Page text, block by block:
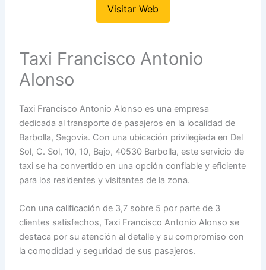
Visitar Web
Taxi Francisco Antonio
Alonso
Taxi Francisco Antonio Alonso es una empresa
dedicada al transporte de pasajeros en la localidad de
Barbolla, Segovia. Con una ubicación privilegiada en Del
Sol, C. Sol, 10, 10, Bajo, 40530 Barbolla, este servicio de
taxi se ha convertido en una opción confiable y eficiente
para los residentes y visitantes de la zona.
Con una calificación de 3,7 sobre 5 por parte de 3
clientes satisfechos, Taxi Francisco Antonio Alonso se
destaca por su atención al detalle y su compromiso con
la comodidad y seguridad de sus pasajeros.